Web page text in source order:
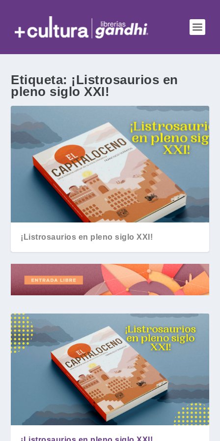
Etiqueta: ¡Listrosaurios en
pleno siglo XXI!
¡Listrosaurios en pleno siglo XXI!